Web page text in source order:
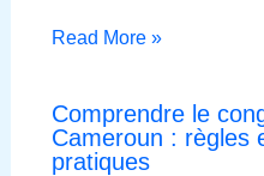
Read More »
Comprendre le
Cameroun : règles
pratiques